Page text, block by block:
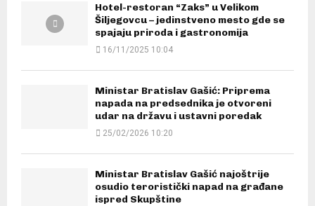
Hotel-restoran “Zaks” u Velikom
Šiljegovcu – jedinstveno mesto gde se
spajaju priroda i gastronomija
16/11/2025 10:04
Ministar Bratislav Gašić: Priprema
napada na predsednika je otvoreni
udar na državu i ustavni poredak
25/02/2026 10:20
Ministar Bratislav Gašić najoštrije
osudio teroristički napad na građane
ispred Skupštine